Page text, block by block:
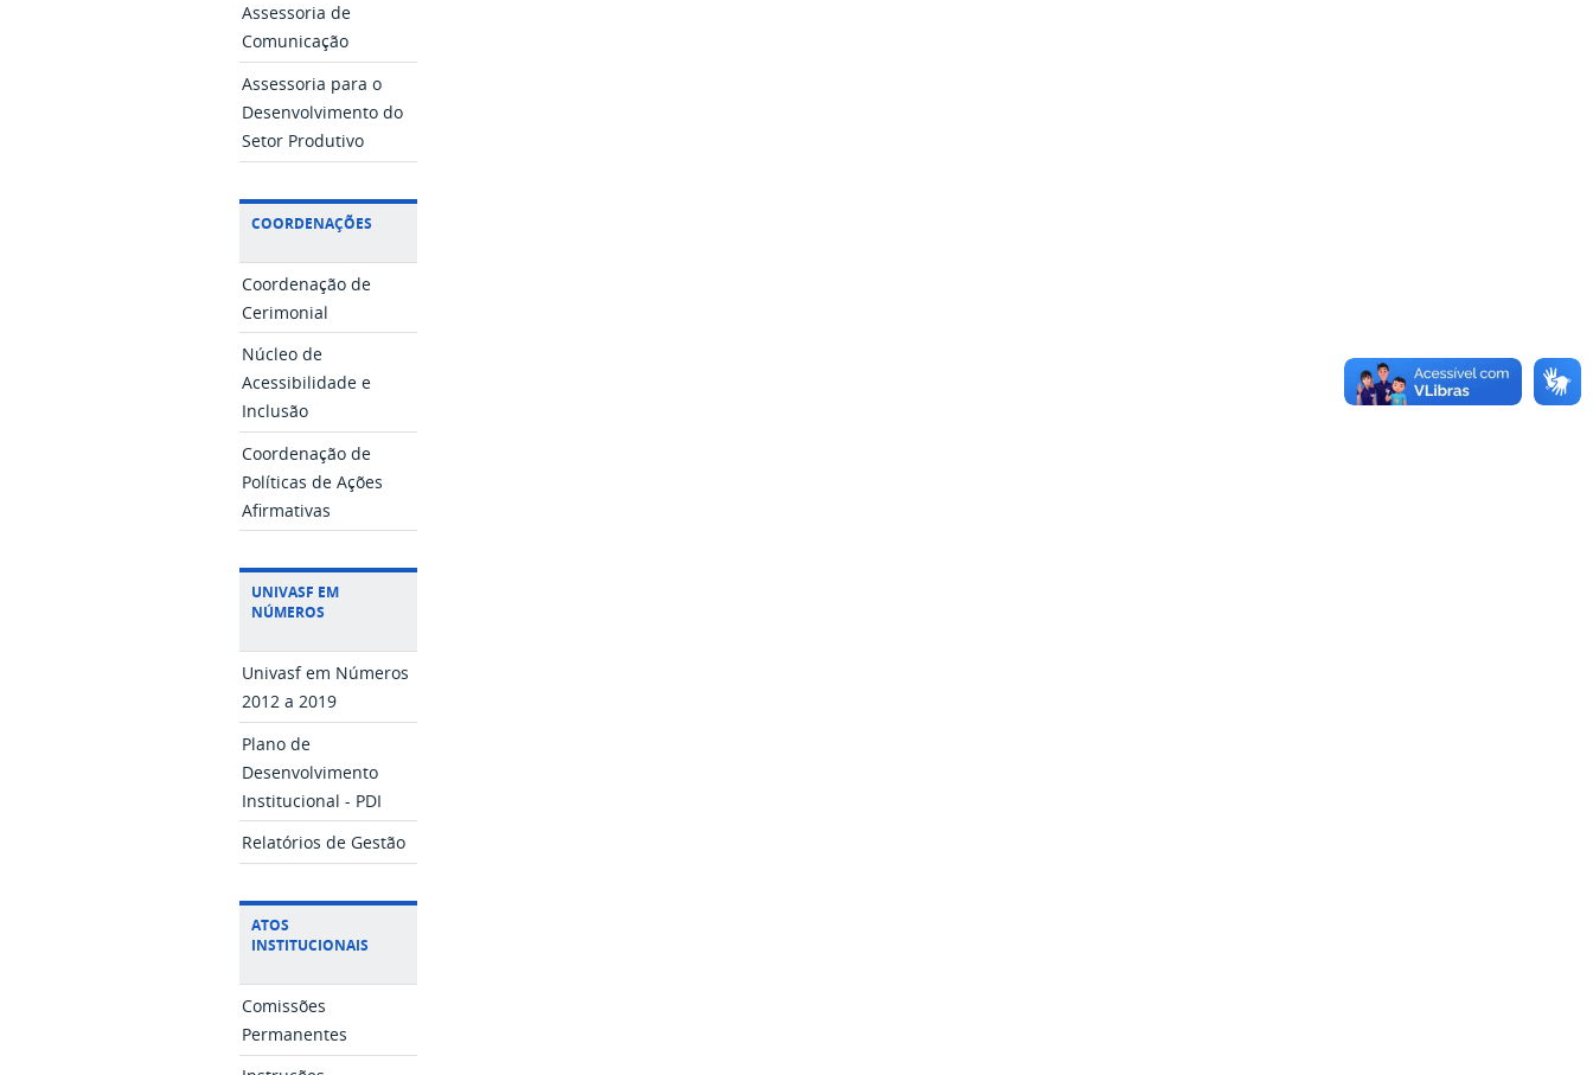
Assessoria de
Comunicação
Assessoria para o
Desenvolvimento do
Setor Produtivo
COORDENAÇÕES
Coordenação de
Cerimonial
Núcleo de
Acessibilidade e
Inclusão
Coordenação de
Políticas de Ações
Afirmativas
UNIVASF EM
NÚMEROS
Univasf em Números
2012 a 2019
Plano de
Desenvolvimento
Institucional - PDI
Relatórios de Gestão
ATOS
INSTITUCIONAIS
Comissões
Permanentes